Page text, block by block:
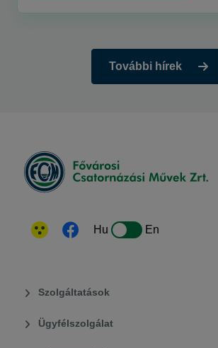
Csatornázási Művek.
További hírek
Hu En
Szolgáltatások
Ügyfélszolgálat